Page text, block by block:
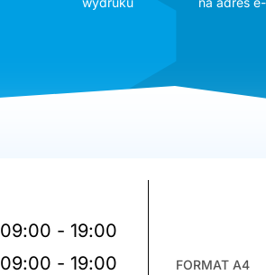
09:00 - 19:00
09:00 - 19:00
FORMAT A4